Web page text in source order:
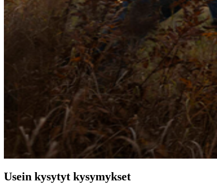
Usein kysytyt kysymykset